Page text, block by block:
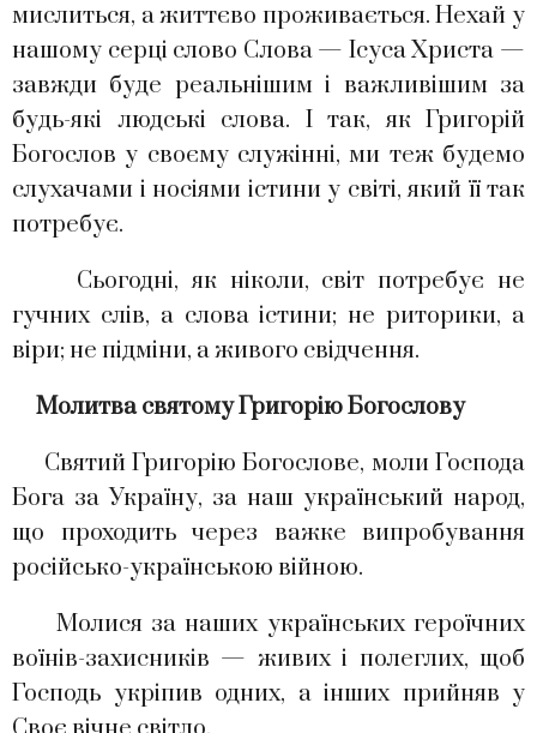
мислиться, а життєво проживається. Нехай у
нашому серці слово Слова — Ісуса Христа —
завжди буде реальнішим і важливішим за
будь-які людські слова. І так, як Григорій
Богослов у своєму служінні, ми теж будемо
слухачами і носіями істини у світі, який її так
потребує.
Сьогодні, як ніколи, світ потребує не
гучних слів, а слова істини; не риторики, а
віри; не підміни, а живого свідчення.
Молитва святому Григорію Богослову
Святий Григорію Богослове, моли Господа
Бога за Україну, за наш український народ,
що проходить через важке випробування
російсько-українською війною.
Молися за наших українських героїчних
воїнів-захисників — живих і полеглих, щоб
Господь укріпив одних, а інших прийняв у